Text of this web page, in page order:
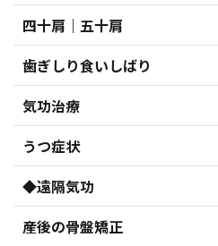
四十肩｜五十肩
歯ぎしり食いしばり
気功治療
うつ症状
◆遠隔気功
産後の骨盤矯正